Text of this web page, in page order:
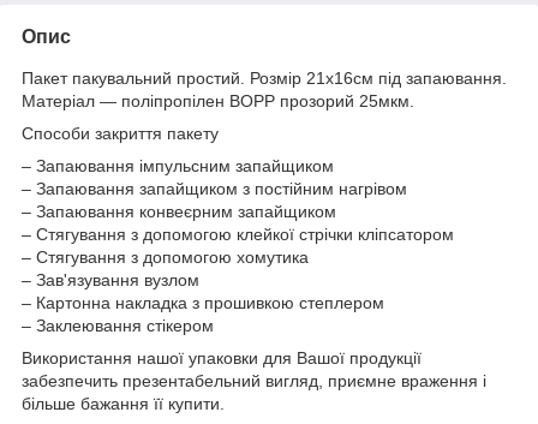
Опис
Пакет пакувальний простий. Розмір 21х16см під запаювання.
Матеріал ― поліпропілен BOPP прозорий 25мкм.
Способи закриття пакету
– Запаювання імпульсним запайщиком
– Запаювання запайщиком з постійним нагрівом
– Запаювання конвеєрним запайщиком
– Стягування з допомогою клейкої стрічки кліпсатором
– Стягування з допомогою хомутика
– Зав'язування вузлом
– Картонна накладка з прошивкою степлером
– Заклеювання стікером
Використання нашої упаковки для Вашої продукції
забезпечить презентабельний вигляд, приємне враження і
більше бажання її купити.